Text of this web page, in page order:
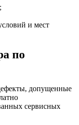
и мест
по
допущенные
сервисных